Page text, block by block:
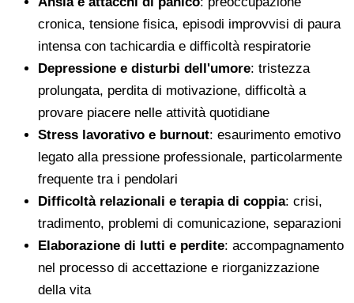
cronica, tensione fisica, episodi improvvisi di paura
intensa con tachicardia e difficoltà respiratorie
Depressione e disturbi dell'umore: tristezza
prolungata, perdita di motivazione, difficoltà a
provare piacere nelle attività quotidiane
Stress lavorativo e burnout: esaurimento emotivo
legato alla pressione professionale, particolarmente
frequente tra i pendolari
Difficoltà relazionali e terapia di coppia: crisi,
tradimento, problemi di comunicazione, separazioni
Elaborazione di lutti e perdite: accompagnamento
nel processo di accettazione e riorganizzazione
della vita